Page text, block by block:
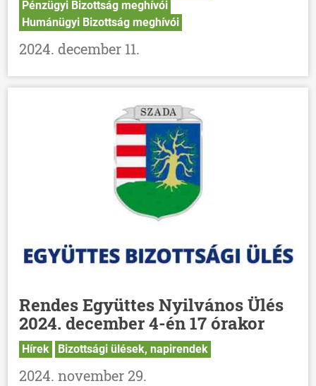
Pénzügyi Bizottság meghívói
Humánügyi Bizottság meghívói
2024. december 11.
Rendes Együttes Nyilvános Ülés
2024. december 4-én 17 órakor
Hírek Bizottsági ülések, napirendek
2024. november 29.